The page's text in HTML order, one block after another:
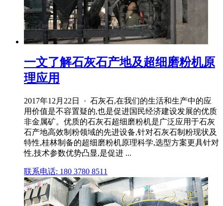
一文了解石灰石产地及超细磨粉机原
理应用
2017年12月22日 · 石灰石,在我们的生活和生产中的应
用价值是不容置疑的,也是促进国民经济建设发展的优质
非金属矿。优质的石灰石超细磨粉机是广泛应用于石灰
石产地高效制粉领域的先进设备,针对石灰石制粉现状及
特性,桂林制备的超细磨粉机原理科学,选型方案更具针对
性,技术参数优势凸显,是促进 ...
联系电话: 180 3780 8511